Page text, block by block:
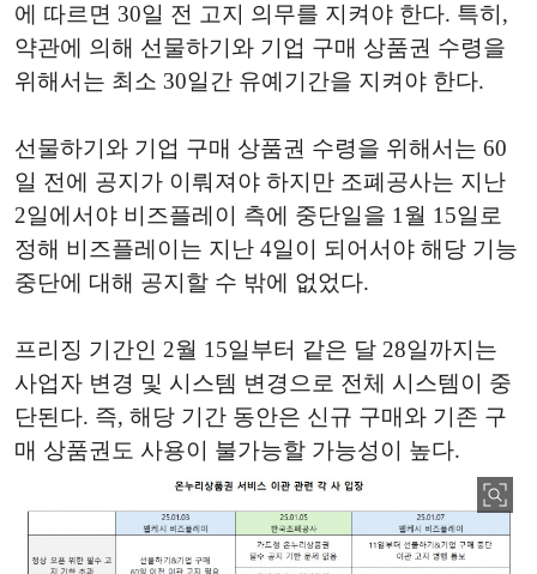
에 따르면 30일 전 고지 의무를 지켜야 한다. 특히,
약관에 의해 선물하기와 기업 구매 상품권 수령을
위해서는 최소 30일간 유예기간을 지켜야 한다.
선물하기와 기업 구매 상품권 수령을 위해서는 60
일 전에 공지가 이뤄져야 하지만 조폐공사는 지난
2일에서야 비즈플레이 측에 중단일을 1월 15일로
정해 비즈플레이는 지난 4일이 되어서야 해당 기능
중단에 대해 공지할 수 밖에 없었다.
프리징 기간인 2월 15일부터 같은 달 28일까지는
사업자 변경 및 시스템 변경으로 전체 시스템이 중
단된다. 즉, 해당 기간 동안은 신규 구매와 기존 구
매 상품권도 사용이 불가능할 가능성이 높다.